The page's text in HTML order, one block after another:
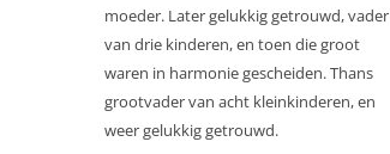
moeder. Later gelukkig getrouwd, vader
van drie kinderen, en toen die groot
waren in harmonie gescheiden. Thans
grootvader van acht kleinkinderen, en
weer gelukkig getrouwd.